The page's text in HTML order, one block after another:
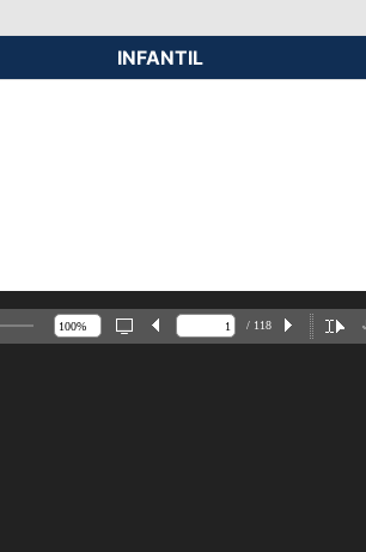
INFANTIL